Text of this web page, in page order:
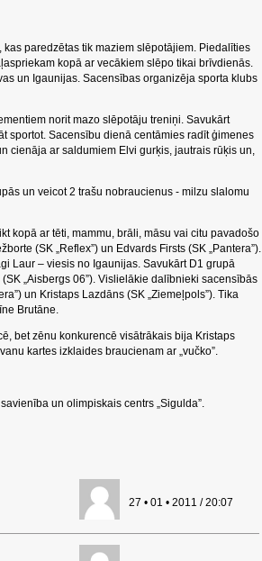
paredzētas tik maziem slēpotājiem. Piedalīties
kopā ar vecākiem slēpo tikai brīvdienās.
un Igaunijas. Sacensības organizēja sporta klubs
norit mazo slēpotāju treniņi. Savukārt
sportot. Sacensību dienā centāmies radīt ģimenes
cienāja ar saldumiem Elvi gurķis, jautrais rūķis un,
un veicot 2 trašu nobraucienus - milzu slalomu
kopā ar tēti, mammu, brāli, māsu vai citu pavadošo
(SK „Reflex”) un Edvards Firsts (SK „Pantera”).
Laur – viesis no Igaunijas. Savukārt D1 grupā
„Aisbergs 06”). Vislielākie dalībnieki sacensībās
un Kristaps Lazdāns (SK „Ziemeļpols”). Tika
Brutāne.
bet zēnu konkurencē visātrākais bija Kristaps
kartes izklaides braucienam ar „vučko”.
un olimpiskais centrs „Sigulda”.
27 • 01 • 2011 / 20:07